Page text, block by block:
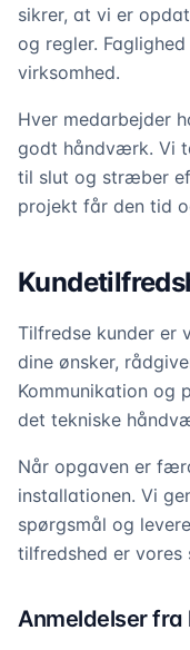
sikrer, at vi er
og regler.
virksomhed.
Hver medarbejder
godt håndværk. Vi
til slut og stræber
projekt får den tid
Tilfredse kunder er
dine ønsker,
Kommunikation og
det tekniske
Når opgaven er
installationen. Vi
spørgsmål og
tilfredshed er vores
Anmeldelser fra